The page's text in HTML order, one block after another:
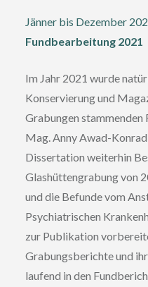
Jänner bis Dezember
Fundbearbeitung 2021
Im Jahr 2021 wurde
Konservierung und
Grabungen
Mag. Anny Awad-
Dissertation weiterhin
Glashüttengrabung von
und die Befunde vom
Psychiatrischen
zur Publikation
Grabungsberichte und
laufend in den